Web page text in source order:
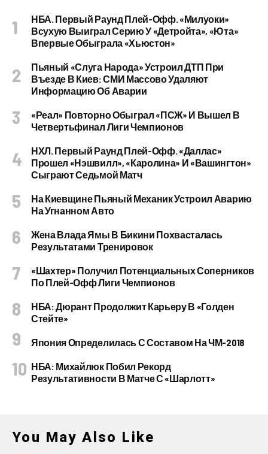
НБА. Первый Раунд Плей-Офф. «Милуоки»
Всухую Выиграл Серию У «Детройта», «Юта»
Впервые Обыграла «Хьюстон»
Пьяный «слуга Народа» Устроил ДТП При
Въезде В Киев: СМИ Массово Удаляют
Информацию Об Аварии
«Реал» Повторно Обыграл «ПСЖ» И Вышел В
Четвертьфинал Лиги Чемпионов
НХЛ. Первый Раунд Плей-Офф. «Даллас»
Прошел «Нэшвилл», «Каролина» И «Вашингтон»
Сыграют Седьмой Матч
На Киевщине Пьяный Механик Устроил Аварию
На Угнанном Авто
Жена Влада Ямы В Бикини Похвасталась
Результатами Тренировок
«Шахтер» Получил Потенциальных Соперников
По Плей-Офф Лиги Чемпионов
НБА: Дюрант Продолжит Карьеру В «Голден
Стейте»
Япония Определилась С Составом На ЧМ-2018
НБА: Михайлюк Побил Рекорд
Результативности В Матче С «Шарлотт»
You May Also Like